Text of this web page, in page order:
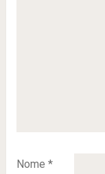
Nome *